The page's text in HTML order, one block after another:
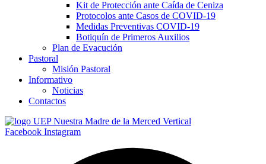
Kit de Protección ante Caída de Ceniza
Protocolos ante Casos de COVID-19
Medidas Preventivas COVID-19
Botiquín de Primeros Auxilios
Plan de Evacución
Pastoral
Misión Pastoral
Informativo
Noticias
Contactos
Facebook Instagram